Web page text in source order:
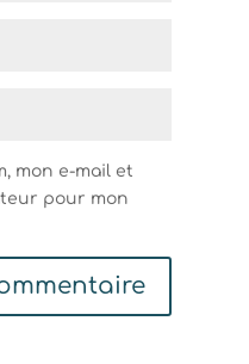
mon e-mail et
pour mon